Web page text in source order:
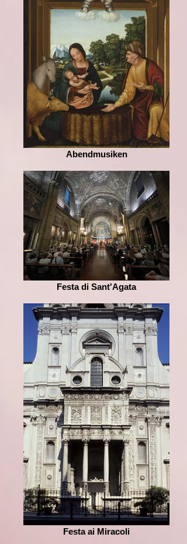
Abendmusiken
Festa di Sant'Agata
Festa ai Miracoli